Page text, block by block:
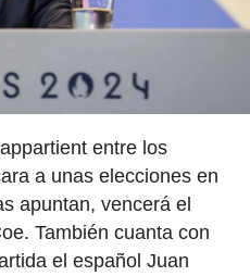
entre los
a unas elecciones en
apuntan, vencerá el
También cuanta con
el español Juan